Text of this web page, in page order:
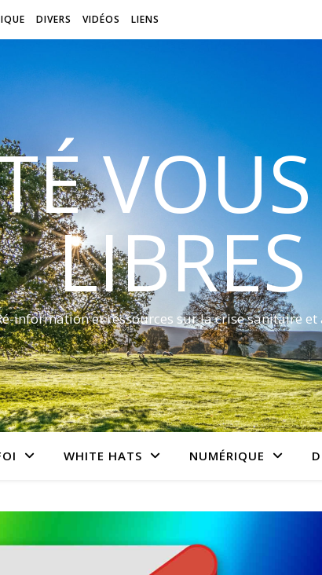
DIVERS VIDÉOS LIENS
LIBRES
information et ressources sur la crise sanitaire et
WHITE HATS NUMÉRIQUE